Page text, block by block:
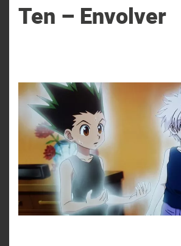
Ten – Envolver